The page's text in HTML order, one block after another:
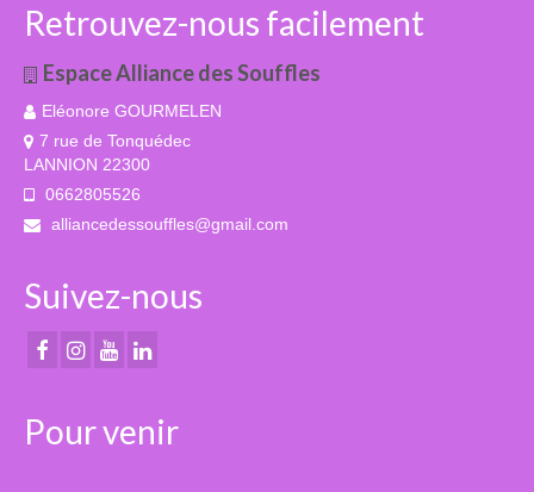
Retrouvez-nous facilement
Espace Alliance des Souffles
Eléonore GOURMELEN
7 rue de Tonquédec
LANNION 22300
0662805526
alliancedessouffles@gmail.com
Suivez-nous
Pour venir